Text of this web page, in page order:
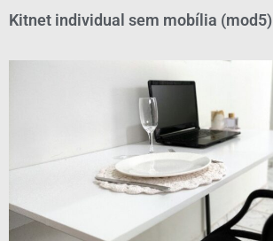
Kitnet individual sem mobília (mod5)